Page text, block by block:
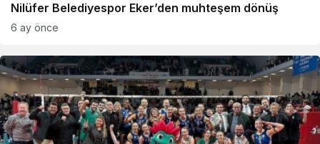
Nilüfer Belediyespor Eker’den muhteşem dönüş
6 ay önce